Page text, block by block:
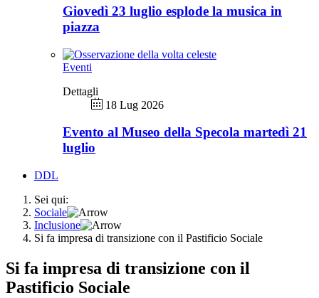
Giovedì 23 luglio esplode la musica in
piazza
Eventi
Dettagli
18 Lug 2026
Evento al Museo della Specola martedì 21
luglio
DDL
Sei qui:
Sociale
Inclusione
Si fa impresa di transizione con il Pastificio Sociale
Si fa impresa di transizione con il
Pastificio Sociale